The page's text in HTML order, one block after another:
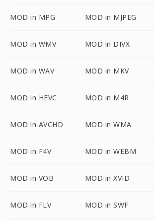
MOD in MPG MOD in MJPEG
MOD in WMV MOD in DIVX
MOD in WAV MOD in MKV
MOD in HEVC MOD in M4R
MOD in AVCHD MOD in WMA
MOD in F4V MOD in WEBM
MOD in VOB MOD in XVID
MOD in FLV MOD in SWF